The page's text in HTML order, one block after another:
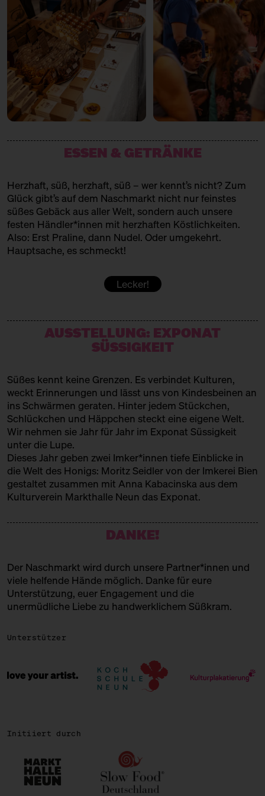
Datteln
FALCOS KÄSEKUCHEN
Käsekuchen
FIRSTCRACK
Feine Patisserie
GOLDMOND BAKERY
IMKEREI BIEN
KAISERSCHMARRN
Kaiserschmarrn
KASUTEIRA
KUCHEN VON GAIA
LETA PATISSERIE
LIMBÉ
Westafrikanisches Süßes
MAMAS BÄCKEREI
Türkisches Gebäck
MUYA
Pralinen
Brownies und Blonides
PERSIAN SWEET BITES
POPKORNDITOREI KNALLE
ROSA CANINA
SIRONI
THAI FOOD SISTER
Thailändische, süße Gerichte
ESSEN & GETRÄNKE
Herzhaft, süß, herzhaft, süß – wer kennt’s nicht? Zum
Glück gibt’s auf dem Naschmarkt nicht nur feinstes
süßes Gebäck aus aller Welt, sondern auch unsere
festen Händler*innen mit herzhaften Köstlichkeiten.
Also: Erst Praline, dann Nudel. Oder umgekehrt.
Hauptsache, es schmeckt!
Lecker!
AUSSTELLUNG: EXPONAT
SÜSSIGKEIT
Süßes kennt keine Grenzen. Es verbindet Kulturen,
weckt Erinnerungen und lässt uns von Kindesbeinen an
ins Schwärmen geraten. Hinter jedem Stückchen,
Schlückchen und Häppchen steckt eine eigene Welt.
Wir nehmen sie Jahr für Jahr im Exponat Süssigkeit
unter die Lupe.
Dieses Jahr geben zwei Imker*innen tiefe Einblicke in
die Welt des Honigs: Moritz Seidler von der Imkerei Bien
gestaltet zusammen mit Anna Kabacinska aus dem
Kulturverein Markthalle Neun das Exponat.
DANKE!
Der Naschmarkt wird durch unsere Partner*innen und
viele helfende Hände möglich. Danke für eure
Unterstützung, euer Engagement und die
unermüdliche Liebe zu handwerklichem Süßkram.
Unterstützer
Initiiert durch